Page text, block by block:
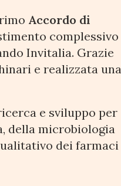
Accordo di
complessivo
Invitalia. Grazie
e realizzata
e sviluppo per
della microbiologia
dei farmaci